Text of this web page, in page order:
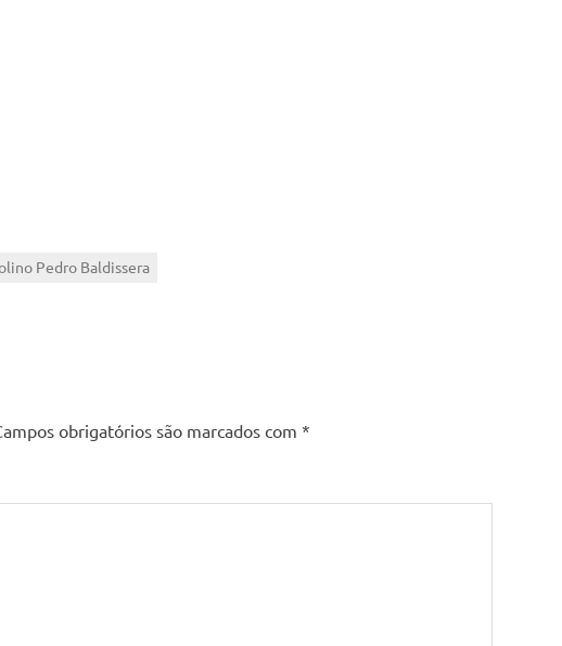
Pedro Baldissera
obrigatórios são marcados com *